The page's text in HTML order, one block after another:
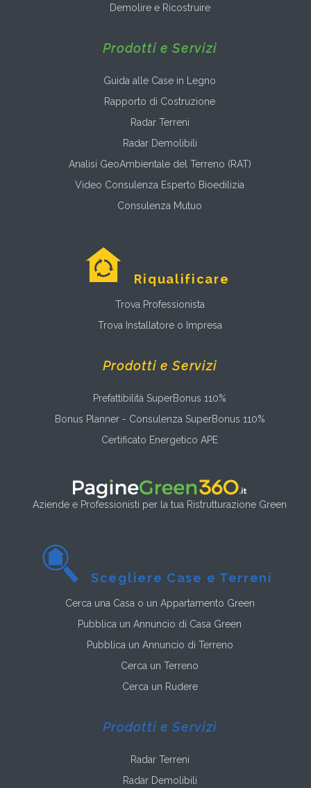
Demolire e Ricostruire
Prodotti e Servizi
Guida alle Case in Legno
Rapporto di Costruzione
Radar Terreni
Radar Demolibili
Analisi GeoAmbientale del Terreno (RAT)
Video Consulenza Esperto Bioedilizia
Consulenza Mutuo
Riqualificare
Trova Professionista
Trova Installatore o Impresa
Prodotti e Servizi
Prefattibilità SuperBonus 110%
Bonus Planner - Consulenza SuperBonus 110%
Certificato Energetico APE
Aziende e Professionisti per la tua Ristrutturazione Green
Scegliere Case e Terreni
Cerca una Casa o un Appartamento Green
Pubblica un Annuncio di Casa Green
Pubblica un Annuncio di Terreno
Cerca un Terreno
Cerca un Rudere
Prodotti e Servizi
Radar Terreni
Radar Demolibili